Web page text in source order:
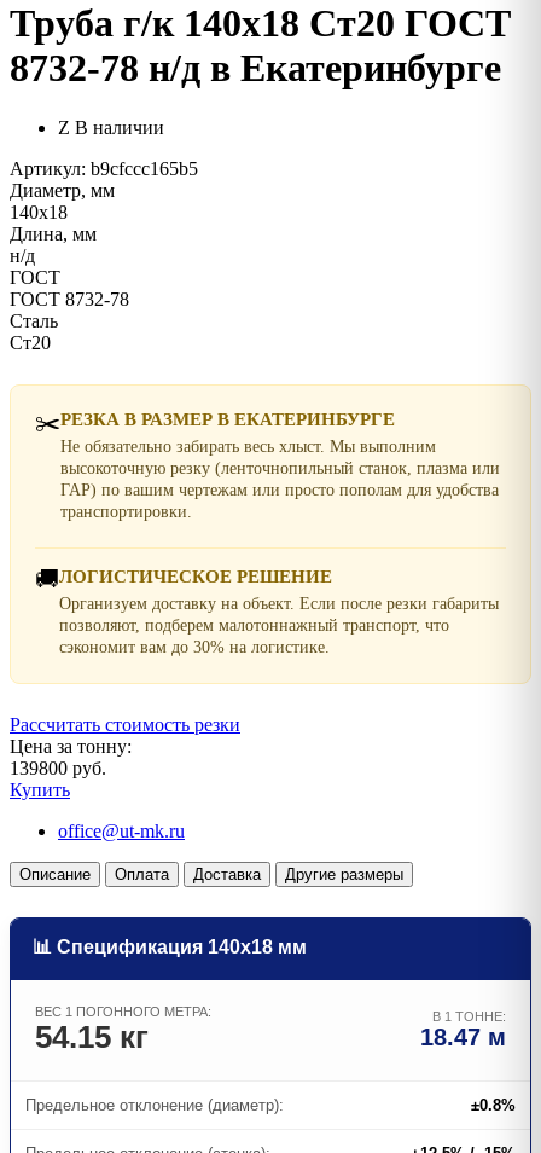
Труба г/к 140х18 Ст20 ГОСТ
8732-78 н/д в Екатеринбурге
В наличии
Артикул: b9cfccc165b5
Диаметр, мм
140х18
Длина, мм
н/д
ГОСТ
ГОСТ 8732-78
Сталь
Ст20
✂️РЕЗКА В РАЗМЕР В ЕКАТЕРИНБУРГЕ
Не обязательно забирать весь хлыст. Мы выполним
высокоточную резку (ленточнопильный станок, плазма или
ГАР) по вашим чертежам или просто пополам для удобства
транспортировки.
🚚ЛОГИСТИЧЕСКОЕ РЕШЕНИЕ
Организуем доставку на объект. Если после резки габариты
позволяют, подберем малотоннажный транспорт, что
сэкономит вам до 30% на логистике.
Рассчитать стоимость резки
Цена за тонну:
139800 руб.
Купить
office@ut-mk.ru
Описание Оплата Доставка Другие размеры
📊 Спецификация 140х18 мм
ВЕС 1 ПОГОННОГО МЕТРА:
54.15 кг
В 1 ТОННЕ:
18.47 м
Предельное отклонение (диаметр): ±0.8%